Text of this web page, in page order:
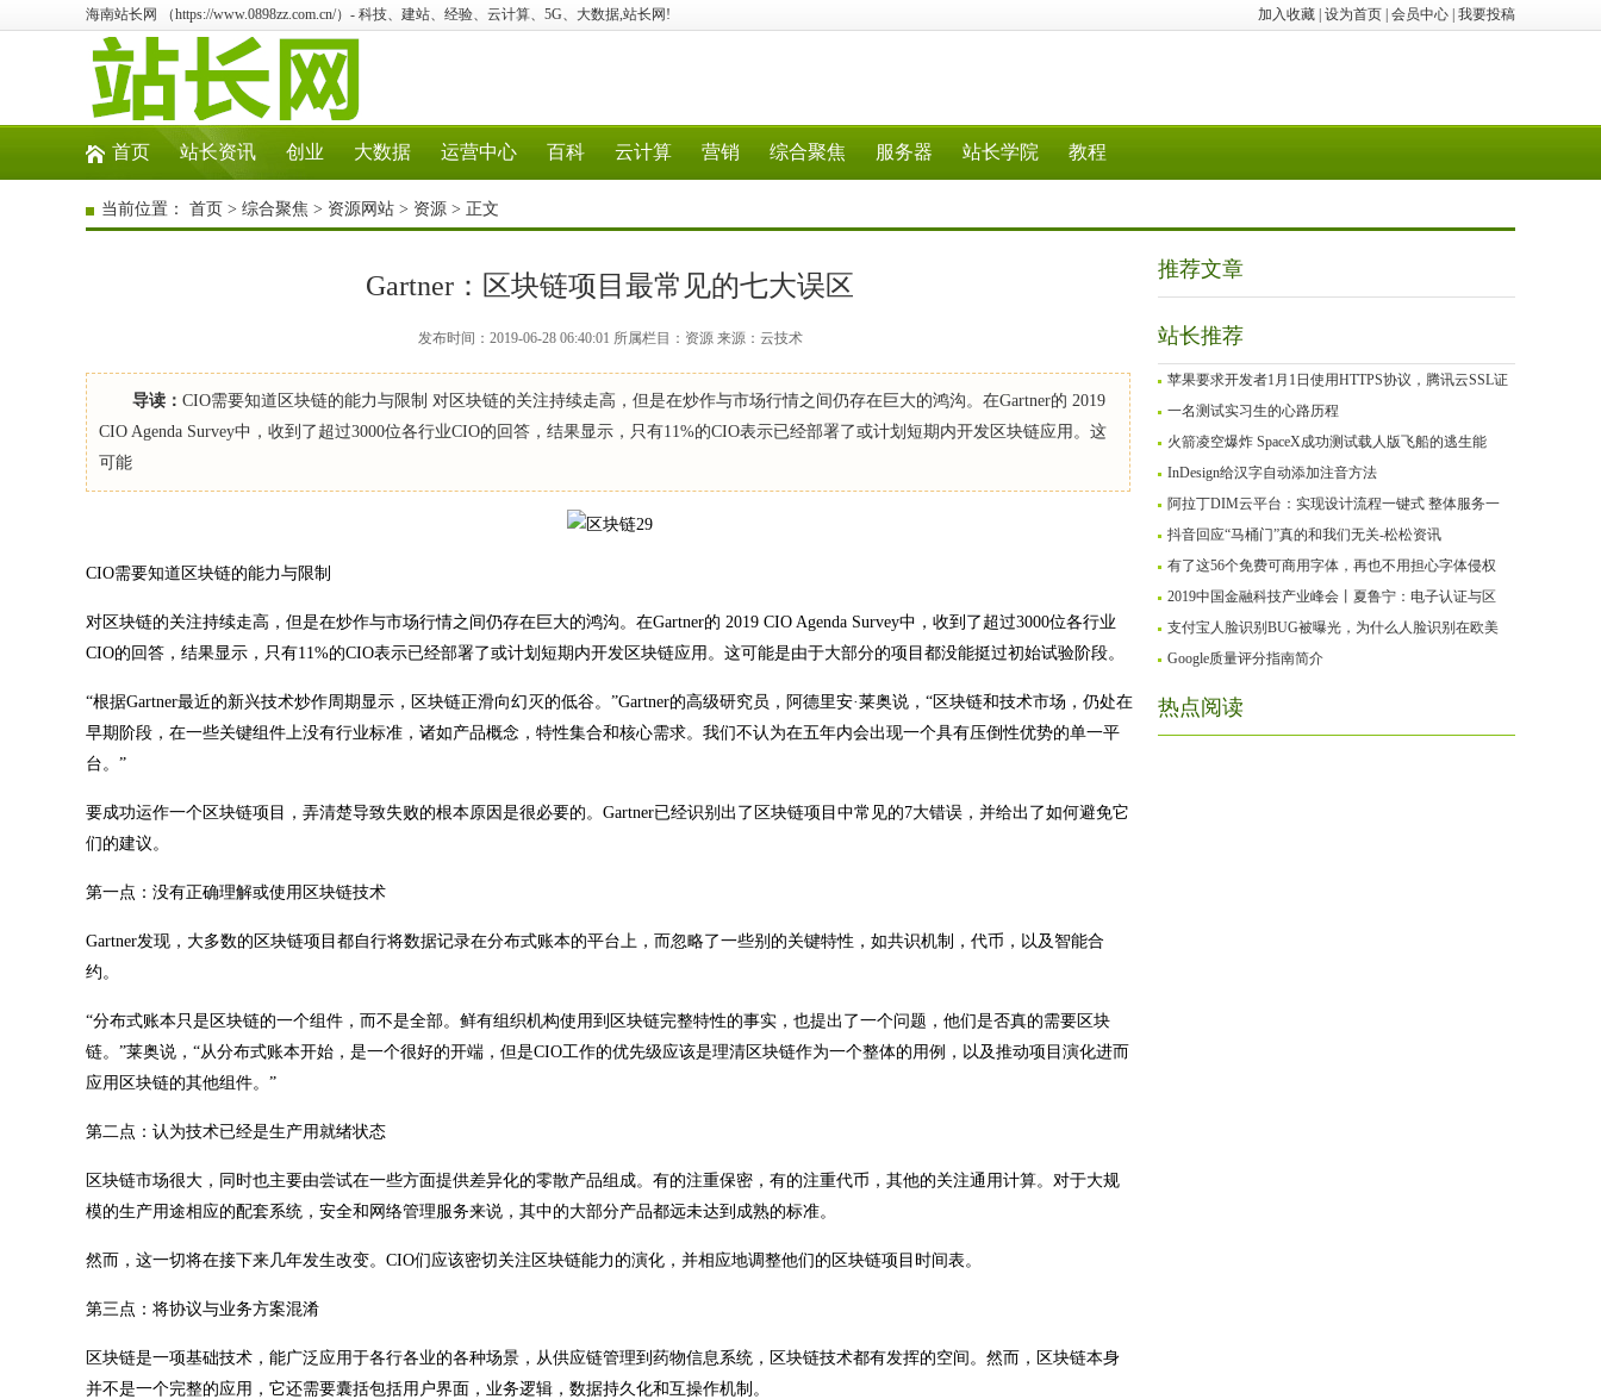
加入收藏 设为首页 会员中心 我要投稿
海南站长网 （https://www.0898zz.com.cn/）- 科技、建站、经验、云计算、5G、大数据,站长网!
首页 站长资讯 创业 大数据 运营中心 百科 云计算 营销 综合聚焦 服务器 站长学院 教程
当前位置： 首页 > 综合聚焦 > 资源网站 > 资源 > 正文
Gartner：区块链项目最常见的七大误区
发布时间：2019-06-28 06:40:01 所属栏目：资源 来源：云技术
导读： CIO需要知道区块链的能力与限制 对区块链的关注持续走高，但是在炒作与市场行情之间仍存在巨大的鸿沟。在Gartner的 2019
CIO Agenda Survey中，收到了超过3000位各行业CIO的回答，结果显示，只有11%的CIO表示已经部署了或计划短期内开发区块链应用。这
可能
CIO需要知道区块链的能力与限制
对区块链的关注持续走高，但是在炒作与市场行情之间仍存在巨大的鸿沟。在Gartner的 2019 CIO Agenda Survey中，收到了超过3000位各行业
CIO的回答，结果显示，只有11%的CIO表示已经部署了或计划短期内开发区块链应用。这可能是由于大部分的项目都没能挺过初始试验阶段。
“根据Gartner最近的新兴技术炒作周期显示，区块链正滑向幻灭的低谷。”Gartner的高级研究员，阿德里安·莱奥说，“区块链和技术市场，仍处在
早期阶段，在一些关键组件上没有行业标准，诸如产品概念，特性集合和核心需求。我们不认为在五年内会出现一个具有压倒性优势的单一平
台。”
要成功运作一个区块链项目，弄清楚导致失败的根本原因是很必要的。Gartner已经识别出了区块链项目中常见的7大错误，并给出了如何避免它
们的建议。
第一点：没有正确理解或使用区块链技术
Gartner发现，大多数的区块链项目都自行将数据记录在分布式账本的平台上，而忽略了一些别的关键特性，如共识机制，代币，以及智能合
约。
“分布式账本只是区块链的一个组件，而不是全部。鲜有组织机构使用到区块链完整特性的事实，也提出了一个问题，他们是否真的需要区块
链。”莱奥说，“从分布式账本开始，是一个很好的开端，但是CIO工作的优先级应该是理清区块链作为一个整体的用例，以及推动项目演化进而
应用区块链的其他组件。”
第二点：认为技术已经是生产用就绪状态
区块链市场很大，同时也主要由尝试在一些方面提供差异化的零散产品组成。有的注重保密，有的注重代币，其他的关注通用计算。对于大规
模的生产用途相应的配套系统，安全和网络管理服务来说，其中的大部分产品都远未达到成熟的标准。
然而，这一切将在接下来几年发生改变。CIO们应该密切关注区块链能力的演化，并相应地调整他们的区块链项目时间表。
第三点：将协议与业务方案混淆
区块链是一项基础技术，能广泛应用于各行各业的各种场景，从供应链管理到药物信息系统，区块链技术都有发挥的空间。然而，区块链本身
并不是一个完整的应用，它还需要囊括包括用户界面，业务逻辑，数据持久化和互操作机制。
推荐文章
站长推荐
苹果要求开发者1月1日使用HTTPS协议，腾讯云SSL证
一名测试实习生的心路历程
火箭凌空爆炸 SpaceX成功测试载人版飞船的逃生能
InDesign给汉字自动添加注音方法
阿拉丁DIM云平台：实现设计流程一键式 整体服务一
抖音回应“马桶门”真的和我们无关-松松资讯
有了这56个免费可商用字体，再也不用担心字体侵权
2019中国金融科技产业峰会丨夏鲁宁：电子认证与区
支付宝人脸识别BUG被曝光，为什么人脸识别在欧美
Google质量评分指南简介
热点阅读